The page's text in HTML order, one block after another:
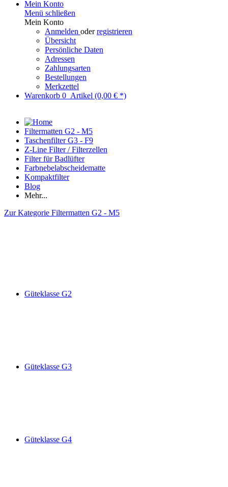
Mein Konto
Menü schließen
Mein Konto
Anmelden oderregistrieren
Übersicht
Persönliche Daten
Adressen
Zahlungsarten
Bestellungen
Merkzettel
Warenkorb 0 Artikel (0,00 € *)
Filtermatten G2 - M5
Taschenfilter G3 - F9
Z-Line Filter / Filterzellen
Filter für Badlüfter
Farbnebelabscheidematte
Kompaktfilter
Blog
Mehr...
Zur Kategorie Filtermatten G2 - M5
Güteklasse G2
Güteklasse G3
Güteklasse G4